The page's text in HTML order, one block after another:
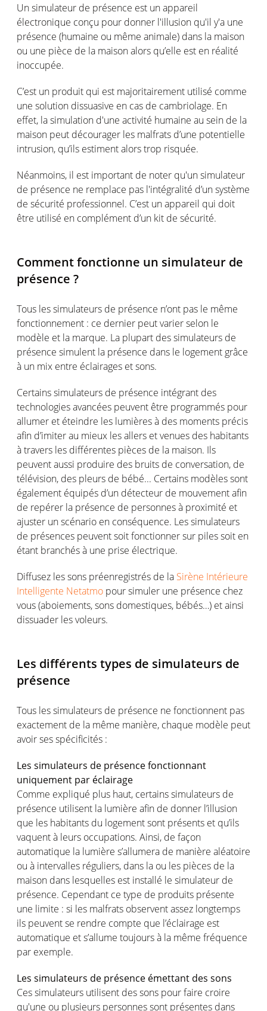
Un simulateur de présence est un appareil
électronique conçu pour donner l'illusion qu'il y'a une
présence (humaine ou même animale) dans la maison
ou une pièce de la maison alors qu’elle est en réalité
inoccupée.
C’est un produit qui est majoritairement utilisé comme
une solution dissuasive en cas de cambriolage. En
effet, la simulation d'une activité humaine au sein de la
maison peut décourager les malfrats d’une potentielle
intrusion, qu’ils estiment alors trop risquée.
Néanmoins, il est important de noter qu'un simulateur
de présence ne remplace pas l'intégralité d’un système
de sécurité professionnel. C’est un appareil qui doit
être utilisé en complément d’un kit de sécurité.
Comment fonctionne un simulateur de
présence ?
Tous les simulateurs de présence n’ont pas le même
fonctionnement : ce dernier peut varier selon le
modèle et la marque. La plupart des simulateurs de
présence simulent la présence dans le logement grâce
à un mix entre éclairages et sons.
Certains simulateurs de présence intégrant des
technologies avancées peuvent être programmés pour
allumer et éteindre les lumières à des moments précis
afin d’imiter au mieux les allers et venues des habitants
à travers les différentes pièces de la maison. Ils
peuvent aussi produire des bruits de conversation, de
télévision, des pleurs de bébé... Certains modèles sont
également équipés d’un détecteur de mouvement afin
de repérer la présence de personnes à proximité et
ajuster un scénario en conséquence. Les simulateurs
de présences peuvent soit fonctionner sur piles soit en
étant branchés à une prise électrique.
Diffusez les sons préenregistrés de la Sirène Intérieure
Intelligente Netatmo pour simuler une présence chez
vous (aboiements, sons domestiques, bébés…) et ainsi
dissuader les voleurs.
Les différents types de simulateurs de
présence
Tous les simulateurs de présence ne fonctionnent pas
exactement de la même manière, chaque modèle peut
avoir ses spécificités :
Les simulateurs de présence fonctionnant
uniquement par éclairage
Comme expliqué plus haut, certains simulateurs de
présence utilisent la lumière afin de donner l’illusion
que les habitants du logement sont présents et qu’ils
vaquent à leurs occupations. Ainsi, de façon
automatique la lumière s’allumera de manière aléatoire
ou à intervalles réguliers, dans la ou les pièces de la
maison dans lesquelles est installé le simulateur de
présence. Cependant ce type de produits présente
une limite : si les malfrats observent assez longtemps
ils peuvent se rendre compte que l’éclairage est
automatique et s’allume toujours à la même fréquence
par exemple.
Les simulateurs de présence émettant des sons
Ces simulateurs utilisent des sons pour faire croire
qu'une ou plusieurs personnes sont présentes dans